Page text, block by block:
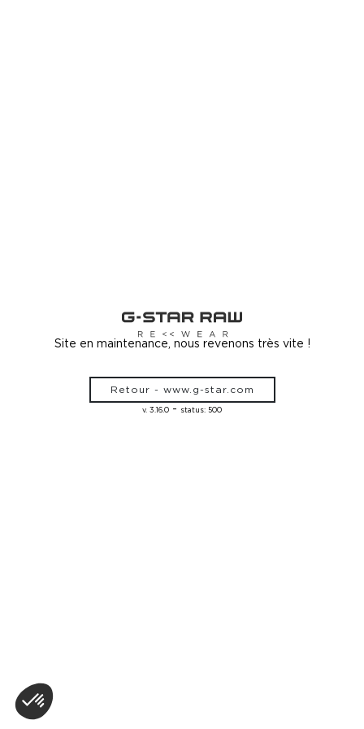
Site en maintenance, nous revenons très vite !
Retour - www.g-star.com
v. 3.16.0 - status: 500